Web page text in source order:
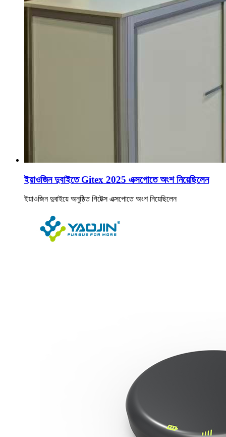
ইয়াওজিন দুবাইতে Gitex 2025 এক্সপোতে অংশ নিয়েছিলেন
ইয়াওজিন দুবাইয়ে অনুষ্ঠিত গিটেক্স এক্সপোতে অংশ নিয়েছিলেন